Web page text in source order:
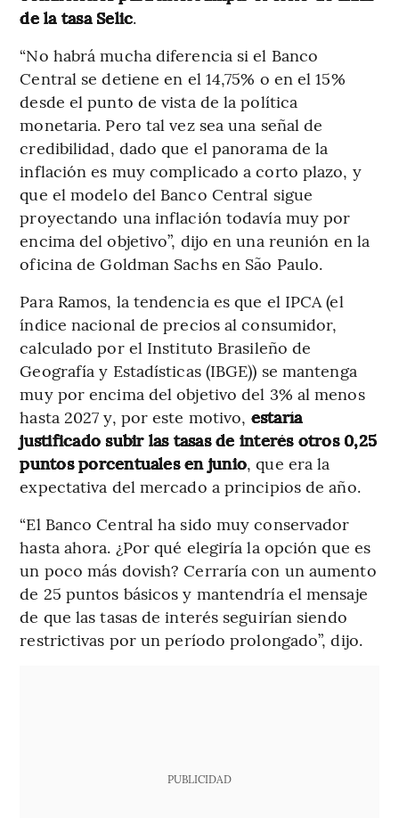
de la tasa Selic.
“No habrá mucha diferencia si el Banco
Central se detiene en el 14,75% o en el 15%
desde el punto de vista de la política
monetaria. Pero tal vez sea una señal de
credibilidad, dado que el panorama de la
inflación es muy complicado a corto plazo, y
que el modelo del Banco Central sigue
proyectando una inflación todavía muy por
encima del objetivo”, dijo en una reunión en la
oficina de Goldman Sachs en São Paulo.
Para Ramos, la tendencia es que el IPCA (el
índice nacional de precios al consumidor,
calculado por el Instituto Brasileño de
Geografía y Estadísticas (IBGE)) se mantenga
muy por encima del objetivo del 3% al menos
hasta 2027 y, por este motivo, estaría
justificado subir las tasas de interés otros 0,25
puntos porcentuales en junio, que era la
expectativa del mercado a principios de año.
“El Banco Central ha sido muy conservador
hasta ahora. ¿Por qué elegiría la opción que es
un poco más dovish? Cerraría con un aumento
de 25 puntos básicos y mantendría el mensaje
de que las tasas de interés seguirían siendo
restrictivas por un período prolongado”, dijo.
PUBLICIDAD